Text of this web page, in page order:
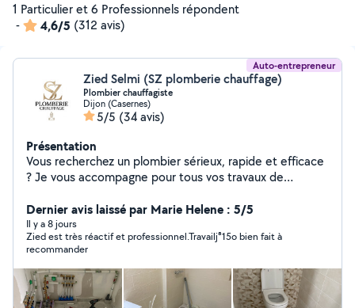
1 Particulier et 6 Professionnels répondent
-
4,6/5 (312 avis)
Auto-entrepreneur
Zied Selmi (SZ plomberie chauffage)
Plombier chauffagiste
Dijon (Casernes)
5/5 (34 avis)
Présentation
Vous recherchez un plombier sérieux, rapide et efficace
? Je vous accompagne pour tous vos travaux de
qualité et des prix transparents. J'interviens rapidement
pour les urgences comme pour les installations ou
rénovations, en vous garantissant un travail propre,
durable et conforme aux normes Intervention rapide
Travail soigné Disponible 24h/24 et 7j/7
Dernier avis laissé par Marie Helene : 5/5
Il y a 8 jours
Zied est très réactif et professionnel.Travailj⁸15o bien fait à
recommander